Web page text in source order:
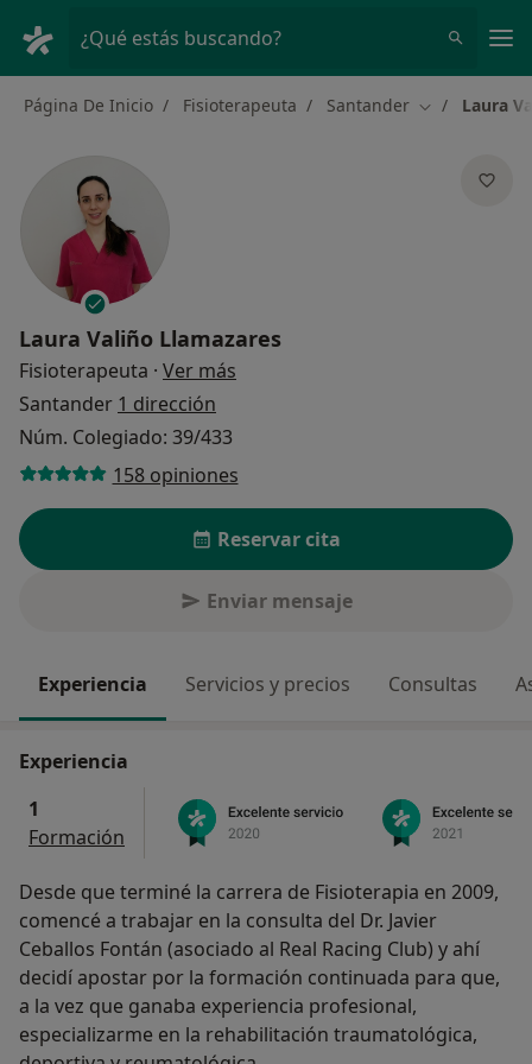
¿Qué estás buscando?
Página De Inicio Fisioterapeuta Santander Cambiar de
Laura
Laura Valiño Llamazares
Fisioterapeuta · Ver más
Santander 1 dirección
Núm. Colegiado: 39/433
158 opiniones
Reservar cita
Enviar mensaje
Experiencia Servicios y precios Consultas
Experiencia
1
Formación
Desde que terminé la carrera de Fisioterapia en 2009,
comencé a trabajar en la consulta del Dr. Javier
Ceballos Fontán (asociado al Real Racing Club) y ahí
decidí apostar por la formación continuada para que,
a la vez que ganaba experiencia profesional,
especializarme en la rehabilitación traumatológica,